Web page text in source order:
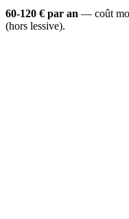
60-120 € par an — coût
(hors lessive).